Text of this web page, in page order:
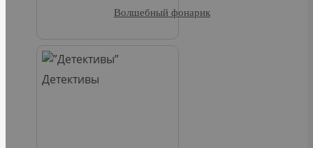
Детективы
Волшебный фонарик